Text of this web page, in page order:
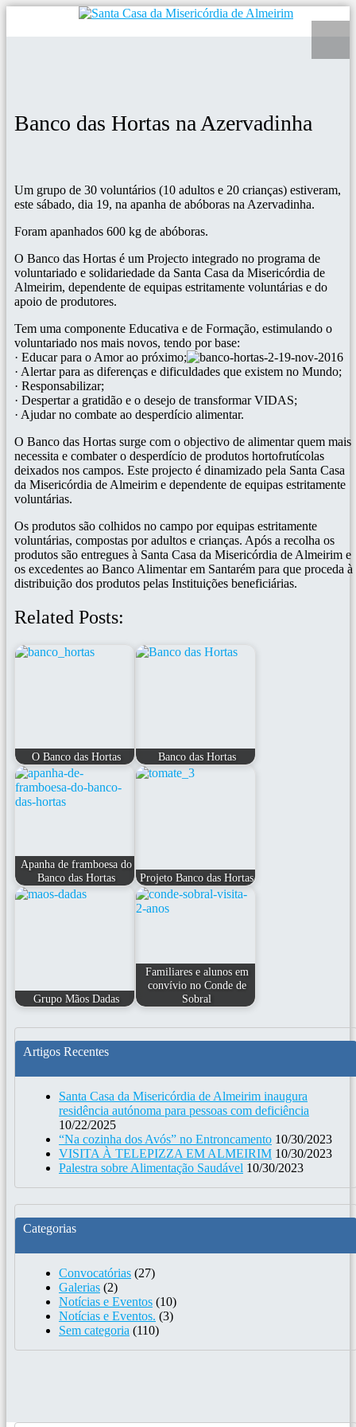
Banco das Hortas na Azervadinha
Um grupo de 30 voluntários (10 adultos e 20 crianças) estiveram,
este sábado, dia 19, na apanha de abóboras na Azervadinha.
Foram apanhados 600 kg de abóboras.
O Banco das Hortas é um Projecto integrado no programa de
voluntariado e solidariedade da Santa Casa da Misericórdia de
Almeirim, dependente de equipas estritamente voluntárias e do
apoio de produtores.
Tem uma componente Educativa e de Formação, estimulando o
voluntariado nos mais novos, tendo por base:
· Educar para o Amor ao próximo;
· Alertar para as diferenças e dificuldades que existem no Mundo;
· Responsabilizar;
· Despertar a gratidão e o desejo de transformar VIDAS;
· Ajudar no combate ao desperdício alimentar.
O Banco das Hortas surge com o objectivo de alimentar quem mais
necessita e combater o desperdício de produtos hortofrutícolas
deixados nos campos. Este projecto é dinamizado pela Santa Casa
da Misericórdia de Almeirim e dependente de equipas estritamente
voluntárias.
Os produtos são colhidos no campo por equipas estritamente
voluntárias, compostas por adultos e crianças. Após a recolha os
produtos são entregues à Santa Casa da Misericórdia de Almeirim e
os excedentes ao Banco Alimentar em Santarém para que proceda à
distribuição dos produtos pelas Instituições beneficiárias.
Related Posts:
O Banco das Hortas Banco das Hortas
Apanha de framboesa do
Banco das Hortas
Projeto Banco das Hortas
Grupo Mãos Dadas
Familiares e alunos em
convívio no Conde de
Sobral
Artigos Recentes
Santa Casa da Misericórdia de Almeirim inaugura
residência autónoma para pessoas com deficiência
10/22/2025
“Na cozinha dos Avós” no Entroncamento 10/30/2023
VISITA À TELEPIZZA EM ALMEIRIM 10/30/2023
Palestra sobre Alimentação Saudável 10/30/2023
Categorias
Convocatórias (27)
Galerias (2)
Notícias e Eventos (10)
Notícias e Eventos. (3)
Sem categoria (110)